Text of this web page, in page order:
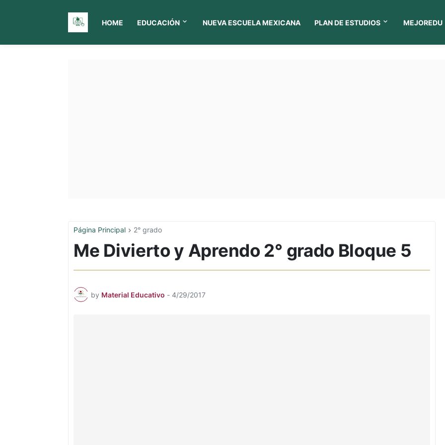
HOME EDUCACIÓN NUEVA ESCUELA MEXICANA PLAN DE ESTUDIOS MEJOREDU
Página Principal 2° grado
Me Divierto y Aprendo 2° grado Bloque 5
by Material Educativo - 4/29/2017